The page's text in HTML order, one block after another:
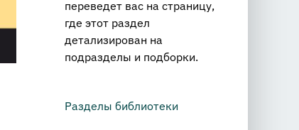
переведет вас на страницу,
где этот раздел
детализирован на
подразделы и подборки.
Разделы библиотеки